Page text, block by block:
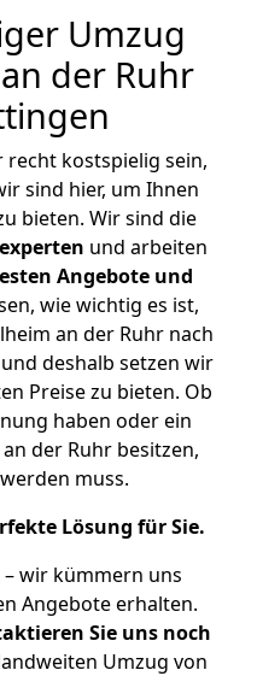
Umzug
der Ruhr
kostspielig sein,
sind hier, um Ihnen
bieten. Wir sind die
und arbeiten
Angebote und
wie wichtig es ist,
an der Ruhr nach
deshalb setzen wir
Preise zu bieten. Ob
haben oder ein
der Ruhr besitzen,
muss.
Lösung für Sie.
– wir kümmern uns
Angebote erhalten.
Sie uns noch
Umzug von